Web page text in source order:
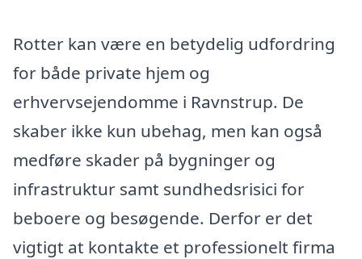
Rotter kan være en betydelig udfordring
for både private hjem og
erhvervsejendomme i Ravnstrup. De
skaber ikke kun ubehag, men kan også
medføre skader på bygninger og
infrastruktur samt sundhedsrisici for
beboere og besøgende. Derfor er det
vigtigt at kontakte et professionelt firma